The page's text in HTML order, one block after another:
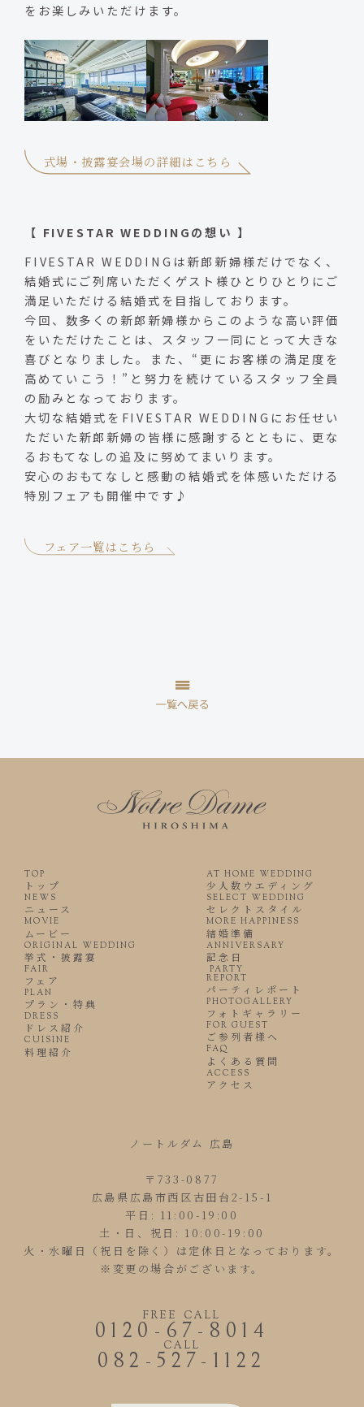
をお楽しみいただけます。
式場・披露宴会場の詳細はこちら
【 FIVESTAR WEDDINGの想い 】
FIVESTAR WEDDINGは新郎新婦様だけでなく、
結婚式にご列席いただくゲスト様ひとりひとりにご
満足いただける結婚式を目指しております。
今回、数多くの新郎新婦様からこのような高い評価
をいただけたことは、スタッフ一同にとって大きな
喜びとなりました。また、“更にお客様の満足度を
高めていこう！”と努力を続けているスタッフ全員
の励みとなっております。
大切な結婚式をFIVESTAR WEDDINGにお任せい
ただいた新郎新婦の皆様に感謝するとともに、更な
るおもてなしの追及に努めてまいります。
安心のおもてなしと感動の結婚式を体感いただける
特別フェアも開催中です♪
フェア一覧はこちら
TOP
トップ
NEWS
ニュース
MOVIE
ムービー
ORIGINAL WEDDING
挙式・披露宴
AT HOME WEDDING
少人数ウエディング
SELECT WEDDING
セレクトスタイル
MORE HAPPINESS
結婚準備
ANNIVERSARY
記念日
FAIR
フェア
PLAN
プラン・特典
DRESS
ドレス紹介
CUISINE
料理紹介
PARTY
REPORT
パーティレポート
PHOTOGALLERY
フォトギャラリー
FOR GUEST
ご参列者様へ
FAQ
よくある質問
ACCESS
アクセス
ノートルダム 広島
〒733-0877
広島県広島市西区古田台2-15-1
平日: 11:00-19:00
土・日、祝日: 10:00-19:00
火・水曜日（祝日を除く）は定休日となっております。
※変更の場合がございます。
FREE CALL
0120-67-8014
CALL
082-527-1122